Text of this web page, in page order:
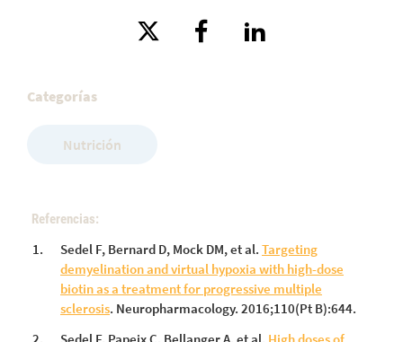
Categorías
Nutrición
Referencias:
Sedel F, Bernard D, Mock DM, et al. Targeting
demyelination and virtual hypoxia with high-dose
biotin as a treatment for progressive multiple
sclerosis. Neuropharmacology. 2016;110(Pt B):644.